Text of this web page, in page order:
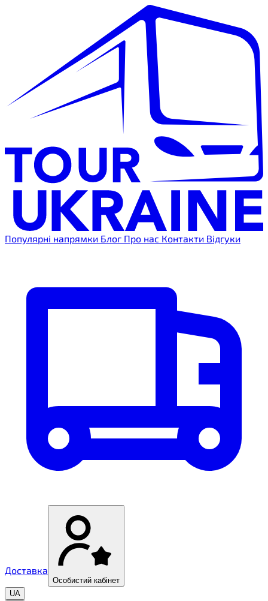
Популярні напрямки Блог Про нас Контакти Відгуки
Доставка
Особистий кабінет
UA